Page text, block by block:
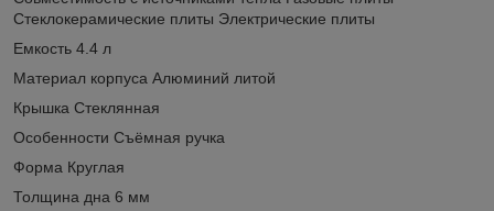
Стеклокерамические плиты Электрические плиты
Емкость 4.4 л
Материал корпуса Алюминий литой
Крышка Стеклянная
Особенности Съёмная ручка
Форма Круглая
Толщина дна 6 мм